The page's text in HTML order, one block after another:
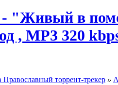
- "Живый в
, MP3 320
торрент-трекер »